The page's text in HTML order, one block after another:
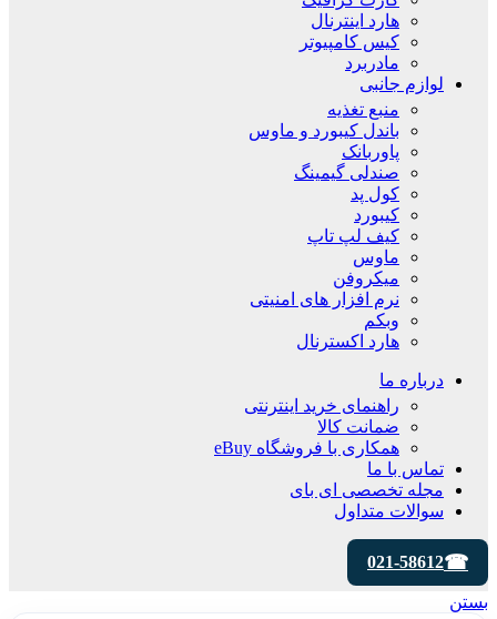
هارد اینترنال
کیس کامپیوتر
مادربرد
لوازم جانبی
منبع تغذیه
باندل کیبورد و ماوس
پاوربانک
صندلی گیمینگ
کول پد
کیبورد
کیف لپ تاپ
ماوس
میکروفن
نرم افزار های امنیتی
وبکم
هارد اکسترنال
درباره ما
راهنمای خرید اینترنتی
ضمانت کالا
همکاری با فروشگاه eBuy
تماس با ما
مجله تخصصی ای‌ بای
سوالات متداول
021-58612
بستن